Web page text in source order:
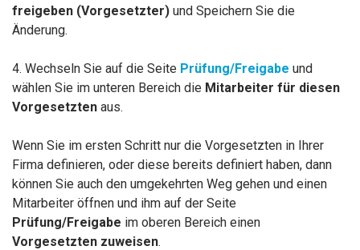
freigeben (Vorgesetzter) und Speichern Sie die
Änderung.
4. Wechseln Sie auf die Seite Prüfung/Freigabe und
wählen Sie im unteren Bereich die Mitarbeiter für diesen
Vorgesetzten aus.
Wenn Sie im ersten Schritt nur die Vorgesetzten in Ihrer
Firma definieren, oder diese bereits definiert haben, dann
können Sie auch den umgekehrten Weg gehen und einen
Mitarbeiter öffnen und ihm auf der Seite
Prüfung/Freigabe im oberen Bereich einen
Vorgesetzten zuweisen.